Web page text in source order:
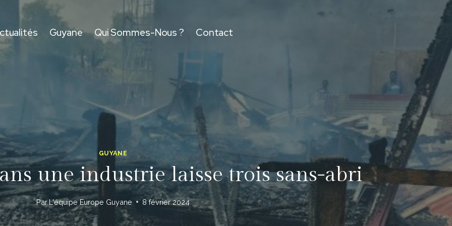
Guyane Qui Sommes-Nous ? Contact
GUYANE
une industrie laisse trois sans-abri
Par L'équipe Europe Guyane 8 février 2024